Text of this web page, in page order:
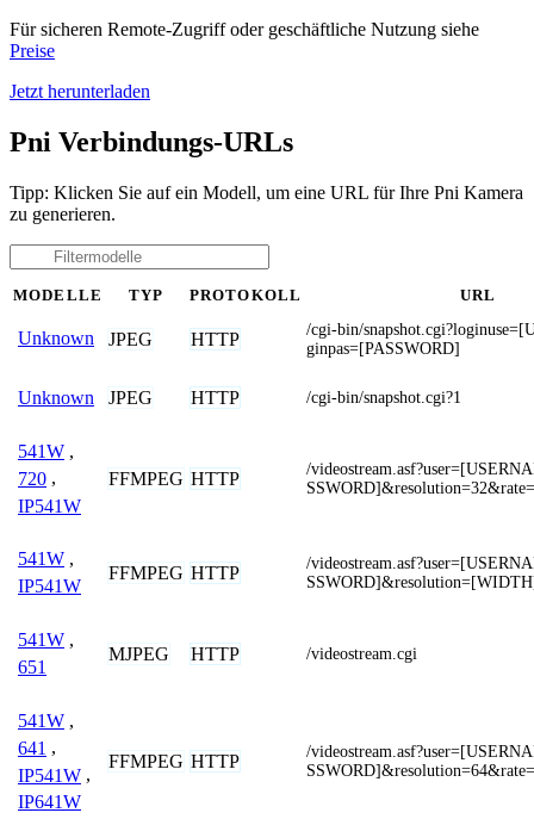
Für sicheren Remote-Zugriff oder geschäftliche Nutzung siehe
Preise
Jetzt herunterladen
Pni Verbindungs-URLs
Tipp: Klicken Sie auf ein Modell, um eine URL für Ihre Pni Kamera
zu generieren.
MODELLE TYP PROTOKOLL URL
Unknown JPEG HTTP
/cgi-bin/
ginpas=[PASSWORD]
Unknown JPEG HTTP /cgi-bin/snapshot.cgi?1
541W ,
720 ,
IP541W
FFMPEG HTTP
/
541W ,
IP541W
FFMPEG HTTP
/
541W ,
651
MJPEG HTTP /videostream.cgi
541W ,
641 ,
IP541W ,
IP641W
FFMPEG HTTP
/